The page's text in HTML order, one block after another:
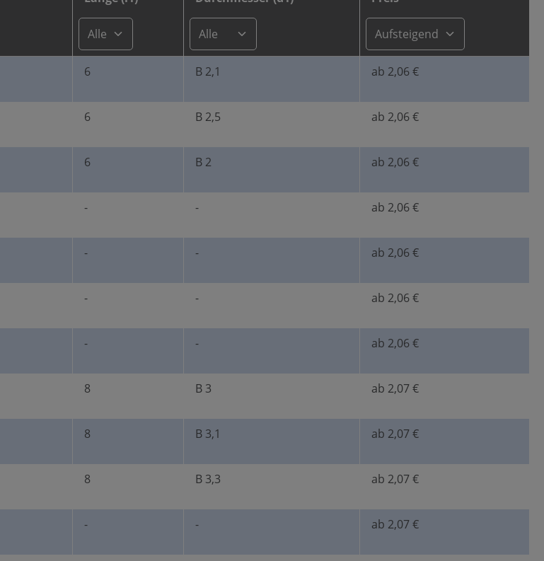
6 B 2,1 ab 2,06 €
6 B 2,5 ab 2,06 €
6 B 2 ab 2,06 €
- - ab 2,06 €
- - ab 2,06 €
- - ab 2,06 €
- - ab 2,06 €
8 B 3 ab 2,07 €
8 B 3,1 ab 2,07 €
8 B 3,3 ab 2,07 €
- - ab 2,07 €